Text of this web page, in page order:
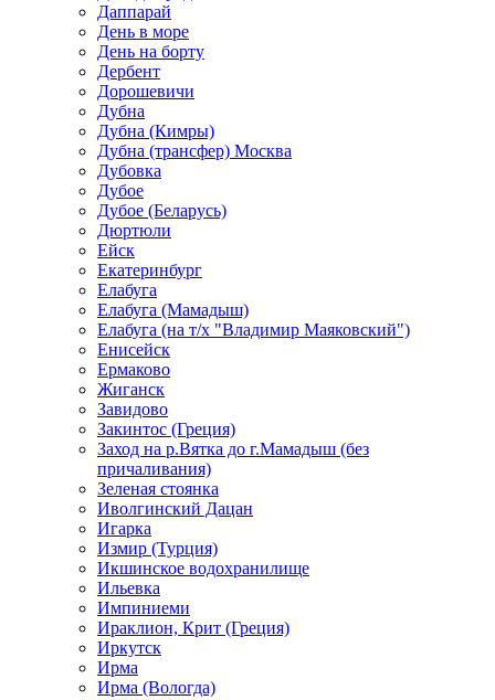
Даппарай
День в море
День на борту
Дербент
Дорошевичи
Дубна
Дубна (Кимры)
Дубна (трансфер) Москва
Дубовка
Дубое
Дубое (Беларусь)
Дюртюли
Ейск
Екатеринбург
Елабуга
Елабуга (Мамадыш)
Елабуга (на т/х "Владимир Маяковский")
Енисейск
Ермаково
Жиганск
Завидово
Закинтос (Греция)
Заход на р.Вятка до г.Мамадыш (без
причаливания)
Зеленая стоянка
Иволгинский Дацан
Игарка
Измир (Турция)
Икшинское водохранилище
Ильевка
Импиниеми
Ираклион, Крит (Греция)
Иркутск
Ирма
Ирма (Вологда)